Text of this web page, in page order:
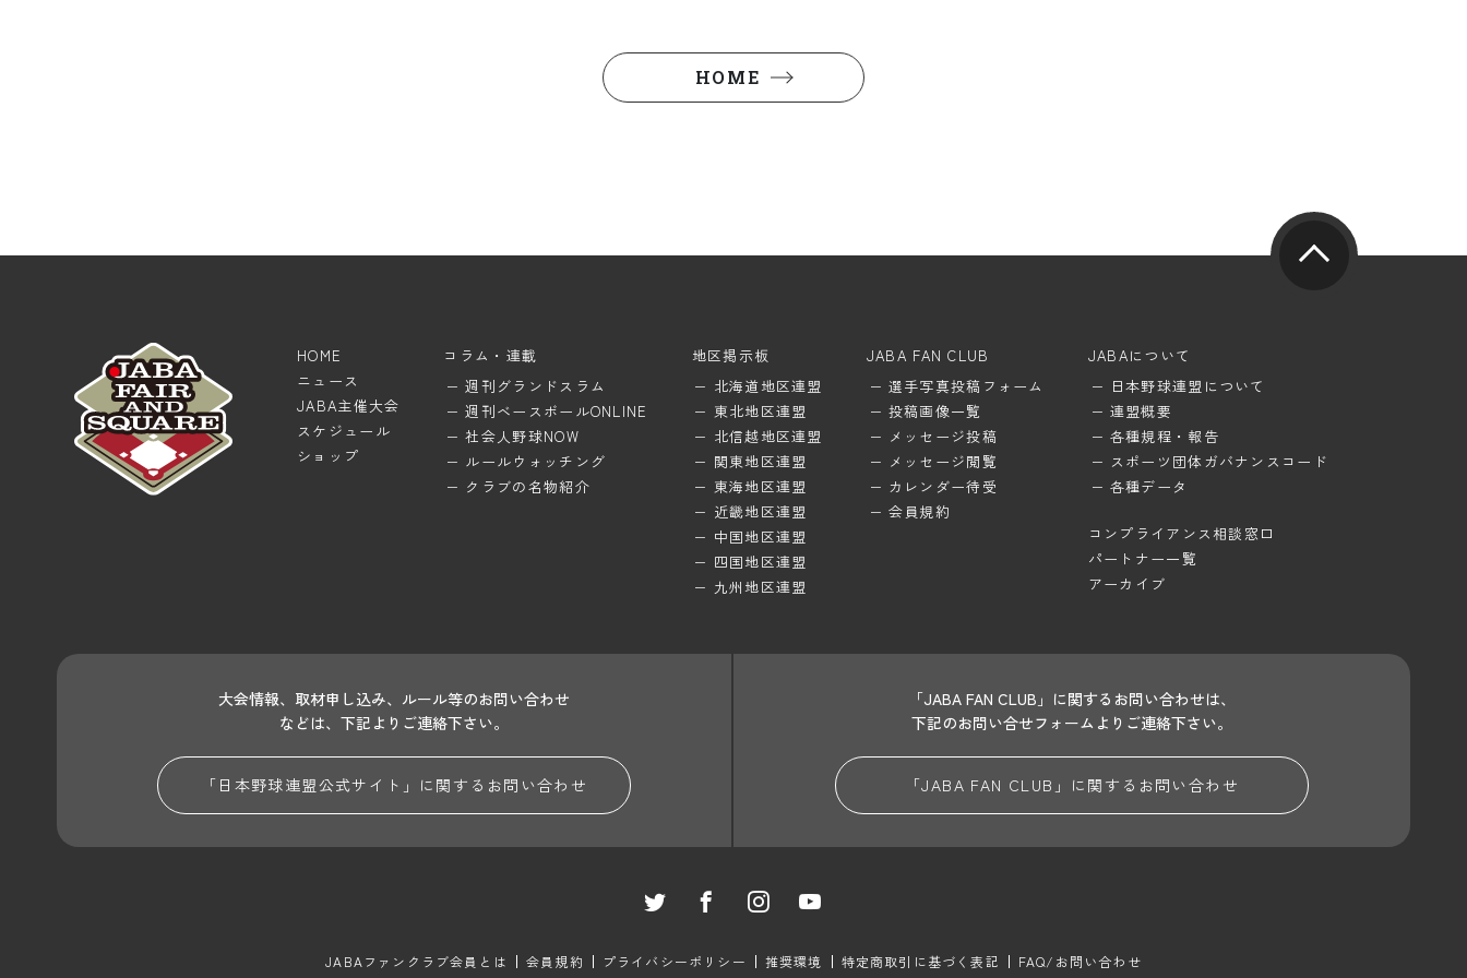
HOME
HOME
ニュース
JABA主催大会
スケジュール
ショップ
コラム・連載
週刊グランドスラム
週刊ベースボールONLINE
社会人野球NOW
ルールウォッチング
クラブの名物紹介
地区掲示板
北海道地区連盟
東北地区連盟
北信越地区連盟
関東地区連盟
東海地区連盟
近畿地区連盟
中国地区連盟
四国地区連盟
九州地区連盟
JABA FAN CLUB
選手写真投稿フォーム
投稿画像一覧
メッセージ投稿
メッセージ閲覧
カレンダー待受
会員規約
JABAについて
日本野球連盟について
連盟概要
各種規程・報告
スポーツ団体ガバナンスコード
各種データ
コンプライアンス相談窓口
パートナー一覧
アーカイブ
大会情報、取材申し込み、ルール等のお問い合わせ
などは、下記よりご連絡下さい。
「日本野球連盟公式サイト」に関する お問い合わせ
「JABA FAN CLUB」に関するお問い合わせは、
下記のお問い合せフォームよりご連絡下さい。
「JABA FAN CLUB」に関する お問い合わせ
JABAファンクラブ会員とは 会員規約 プライバシーポリシー 推奨環境 特定商取引に基づく表記 FAQ/お問い合わせ